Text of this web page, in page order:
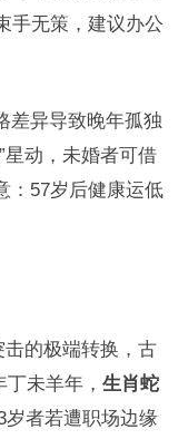
手无策，建议办公
差异导致晚年孤独
星动，未婚者可借
：57岁后健康运低
击的极端转换，古
未羊年， 生肖蛇
岁者若遭职场边缘